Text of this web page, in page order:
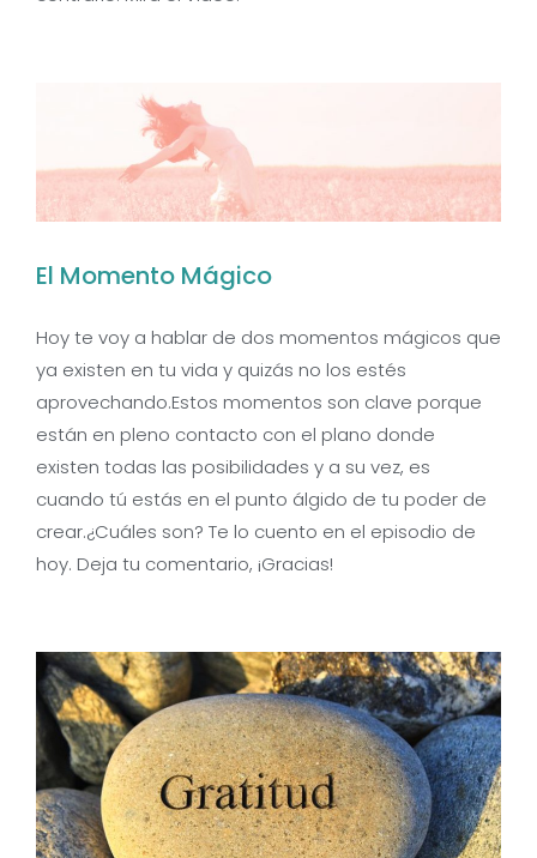
El Momento Mágico
Hoy te voy a hablar de dos momentos mágicos que
ya existen en tu vida y quizás no los estés
aprovechando.Estos momentos son clave porque
están en pleno contacto con el plano donde
existen todas las posibilidades y a su vez, es
cuando tú estás en el punto álgido de tu poder de
crear.¿Cuáles son? Te lo cuento en el episodio de
hoy. Deja tu comentario, ¡Gracias!